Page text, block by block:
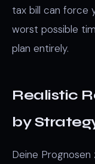
tax bill can force
worst possible
plan entirely.
Realistic
by
Deine Prognosen